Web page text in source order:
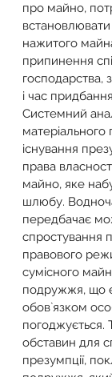
про майно,
встановлювати
нажитого
припинення
господарства,
і час
Системний
матеріального
існування
права
майно, яке
шлюбу.
передбачає
спростування
правового
сумісного
подружжя, що
обов`язком
погоджується.
обставин для
презумпції,